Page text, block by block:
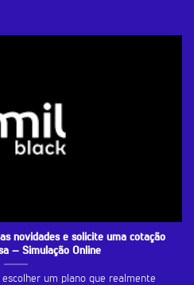
novidades e solicite uma cotação
– Simulação Online
um plano que realmente